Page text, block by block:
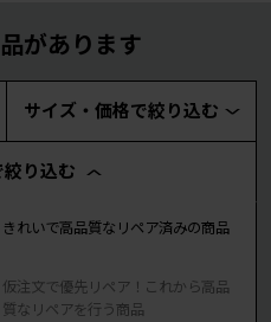
があります
サイズ・価格で絞り込む
り込む
きれいで高品質なリペア済みの商品
仮注文で優先リペア！これから高品
質なリペアを行う商品